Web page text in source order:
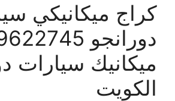
كراج ميكانيكي
ميكانيك سيارات
الكويت